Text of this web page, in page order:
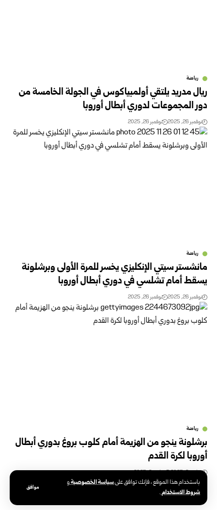
باستخدام هذا الموقع ، فإنك توافق علىسياسة الخصوصيةو
شروط الاستخدام.
موافق
رياضة
ريال مدريد يلتقي أولمبياكوس في الجولة الخامسة من
دور المجموعات لدوري أبطال أوروبا
نوفمبر 26, 2025 نوفمبر 26, 2025
رياضة
مانشستر سيتي الإنكليزي يخسر للمرة الأولى وبرشلونة
يسقط أمام تشلسي في دوري أبطال أوروبا
نوفمبر 26, 2025 نوفمبر 26, 2025
رياضة
برشلونة ينجو من الهزيمة أمام كلوب بروغ بدوري أبطال
أوروبا لكرة القدم
نوفمبر 6, 2025 نوفمبر 6, 2025